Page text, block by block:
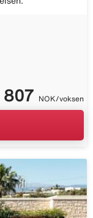
807 NOK/voksen